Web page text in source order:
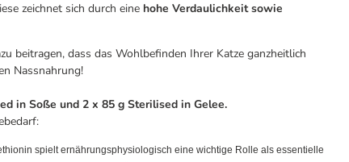
zeichnet sich durch eine hohe Verdaulichkeit sowie
beitragen, dass das Wohlbefinden Ihrer Katze ganzheitlich
Nassnahrung!
in Soße und 2 x 85 g Sterilised in Gelee.
spielt ernährungsphysiologisch eine wichtige Rolle als essentielle